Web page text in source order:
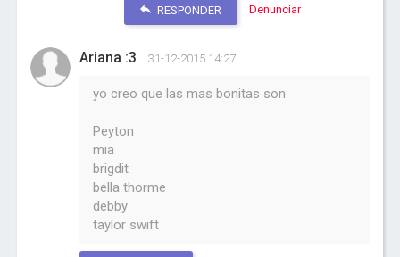
RESPONDER Denunciar
Ariana :3 31-12-2015 14:27
yo creo que las mas bonitas son
Peyton
mia
brigdit
bella thorme
debby
taylor swift